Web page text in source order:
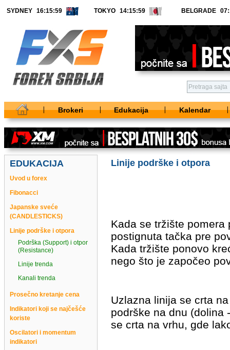
SYDNEY TOKYO BELGRADE
Brokeri Edukacija Kalendar
EDUKACIJA
Uvod u forex
Fibonacci
Japanske sveće
(CANDLESTICKS)
Linije podrške i otpora
Podrška (Support) i otpor
(Resistance)
Linije trenda
Kanali trenda
Prosečno kretanje cena
Indikatori koji se najčešće
koriste
Oscilatori i momentum
indikatori
Linije podrške i otpora
Kada se tržište
postignuta tačka pre
Kada tržište ponovo
nego što je započeo
Uzlazna linija se crta
podrške na dnu (dolina
se crta na vrhu, gde